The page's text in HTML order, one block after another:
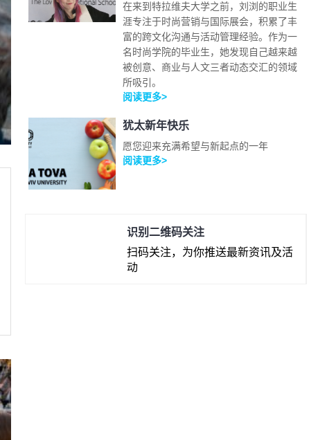
在来到特拉维夫大学之前，刘浏的职业生
涯专注于时尚营销与国际展会，积累了丰
富的跨文化沟通与活动管理经验。作为一
名时尚学院的毕业生，她发现自己越来越
被创意、商业与人文三者动态交汇的领域
所吸引。
阅读更多>
犹太新年快乐
愿您迎来充满希望与新起点的一年
阅读更多>
识别二维码关注
扫码关注，为你推送最新资讯及活
动